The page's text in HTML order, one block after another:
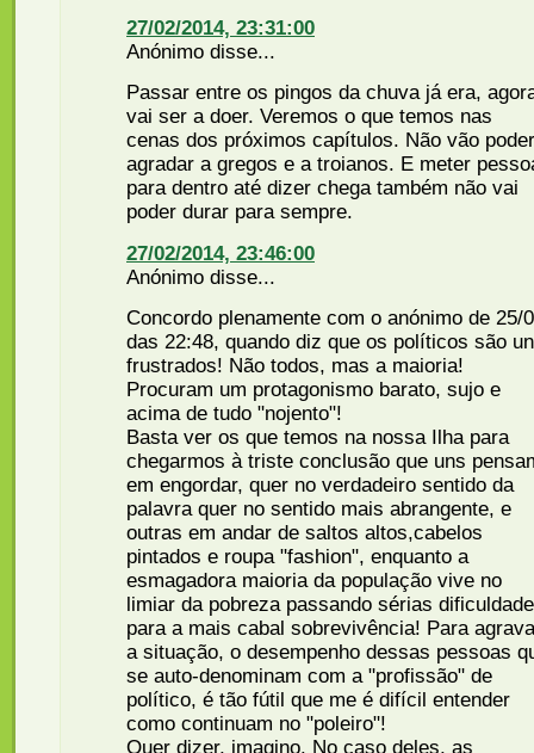
27/02/2014, 23:31:00
Anónimo disse...
Passar entre os pingos da chuva já era,
vai ser a doer. Veremos o que temos nas
cenas dos próximos capítulos. Não vão poder
agradar a gregos e a troianos. E meter
para dentro até dizer chega também não vai
poder durar para sempre.
27/02/2014, 23:46:00
Anónimo disse...
Concordo plenamente com o anónimo de 25/
das 22:48, quando diz que os políticos são
frustrados! Não todos, mas a maioria!
Procuram um protagonismo barato, sujo e
acima de tudo "nojento"!
Basta ver os que temos na nossa Ilha para
chegarmos à triste conclusão que uns
em engordar, quer no verdadeiro sentido da
palavra quer no sentido mais abrangente, e
outras em andar de saltos altos,cabelos
pintados e roupa "fashion", enquanto a
esmagadora maioria da população vive no
limiar da pobreza passando sérias
para a mais cabal sobrevivência! Para
a situação, o desempenho dessas pessoas
se auto-denominam com a "profissão" de
político, é tão fútil que me é difícil entender
como continuam no "poleiro"!
Quer dizer, imagino. No caso deles, as